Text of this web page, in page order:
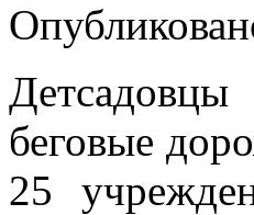
беговые
25